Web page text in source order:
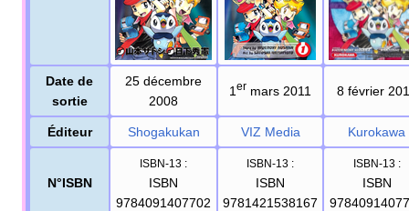
Date de
sortie
25 décembre
2008
1 er mars 2011 8 février
Éditeur Shogakukan VIZ Media Kurokawa
N°ISBN
ISBN-13 :
ISBN
9784091407702
ISBN-13 :
ISBN
9781421538167
ISBN-13 :
ISBN